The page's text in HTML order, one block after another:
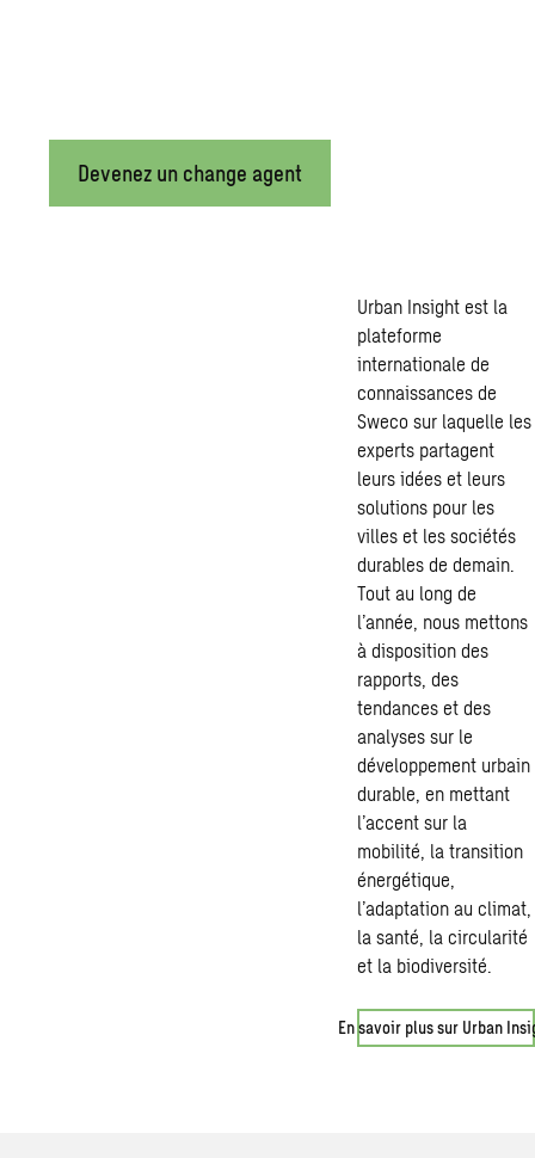
Devenez un change agent
Urban Insight est la
plateforme
internationale de
connaissances de
Sweco sur laquelle les
experts partagent
leurs idées et leurs
solutions pour les
villes et les sociétés
durables de demain.
Tout au long de
l’année, nous mettons
à disposition des
rapports, des
tendances et des
analyses sur le
développement urbain
durable, en mettant
l’accent sur la
mobilité, la transition
énergétique,
l’adaptation au climat,
la santé, la circularité
et la biodiversité.
En savoir plus sur Urban